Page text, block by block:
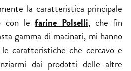
la caratteristica principale
con lefarine Polselli, che fin
gamma di macinati, mi hanno
caratteristiche che cercavo e
dai prodotti delle altre